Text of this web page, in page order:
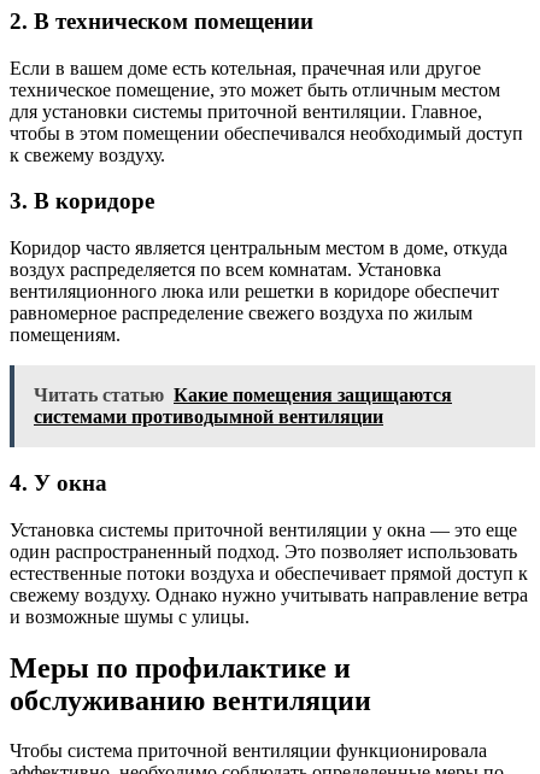
2. В техническом помещении
Если в вашем доме есть котельная, прачечная или другое
техническое помещение, это может быть отличным местом
для установки системы приточной вентиляции. Главное,
чтобы в этом помещении обеспечивался необходимый доступ
к свежему воздуху.
3. В коридоре
Коридор часто является центральным местом в доме, откуда
воздух распределяется по всем комнатам. Установка
вентиляционного люка или решетки в коридоре обеспечит
равномерное распределение свежего воздуха по жилым
помещениям.
Читать статью Какие помещения защищаются
системами противодымной вентиляции
4. У окна
Установка системы приточной вентиляции у окна — это еще
один распространенный подход. Это позволяет использовать
естественные потоки воздуха и обеспечивает прямой доступ к
свежему воздуху. Однако нужно учитывать направление ветра
и возможные шумы с улицы.
Меры по профилактике и
обслуживанию вентиляции
Чтобы система приточной вентиляции функционировала